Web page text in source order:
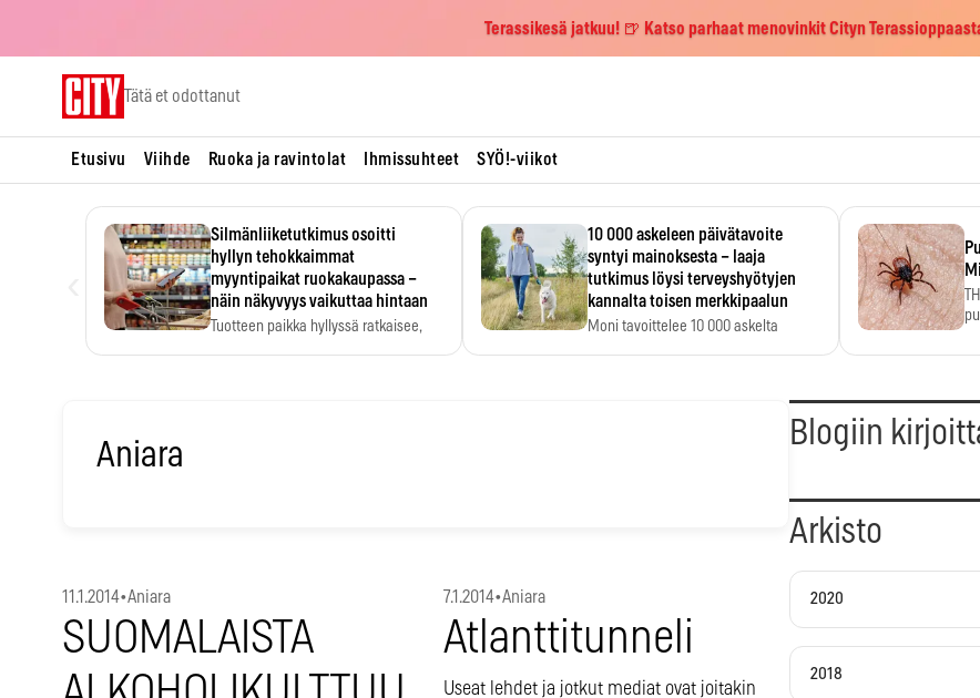
Terassikesä jatkuu! 🍺 Katso parhaat menovinkit Cityn
Tätä et odottanut
Etusivu Viihde Ruoka ja ravintolat Ihmissuhteet SYÖ!-viikot
Silmänliiketutkimus osoitti
hyllyn tehokkaimmat
myyntipaikat ruokakaupassa –
näin näkyvyys vaikuttaa hintaan
Tuotteen paikka hyllyssä ratkaisee,
10 000 askeleen päivätavoite
syntyi mainoksesta – laaja
tutkimus löysi terveyshyötyjen
kannalta toisen merkkipaalun
Moni tavoittelee 10 000 askelta
Aniara
11.1.2014•Aniara
SUOMALAISTA
7.1.2014•Aniara
Atlanttitunneli
Useat lehdet ja jotkut mediat ovat joitakin
Blogiin
Arkisto
2020
2018